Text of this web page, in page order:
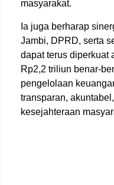
masyarakat.
Ia juga berharap
Jambi, DPRD, serta
dapat terus diperkuat
Rp2,2 triliun benar-
pengelolaan
transparan,
kesejahteraan